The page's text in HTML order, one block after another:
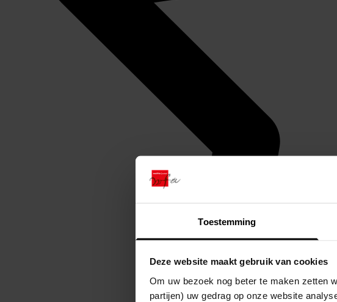
Toestemming
Deze website maakt gebruik van cookies
Om uw bezoek nog beter te maken zetten
partijen) uw gedrag op onze website